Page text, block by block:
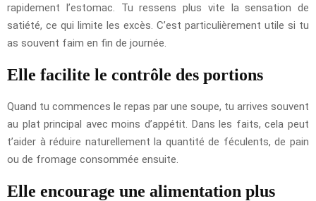
rapidement l’estomac. Tu ressens plus vite la sensation de
satiété, ce qui limite les excès. C’est particulièrement utile si tu
as souvent faim en fin de journée.
Elle facilite le contrôle des portions
Quand tu commences le repas par une soupe, tu arrives souvent
au plat principal avec moins d’appétit. Dans les faits, cela peut
t’aider à réduire naturellement la quantité de féculents, de pain
ou de fromage consommée ensuite.
Elle encourage une alimentation plus